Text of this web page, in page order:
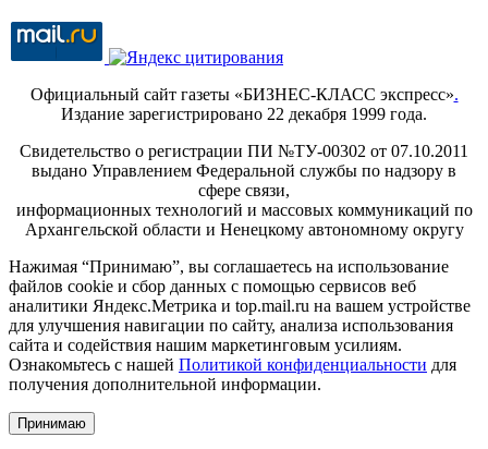
Официальный сайт газеты «БИЗНЕС-КЛАСС экспресс».
Издание зарегистрировано 22 декабря 1999 года.
Свидетельство о регистрации ПИ №ТУ-00302 от 07.10.2011
выдано Управлением Федеральной службы по надзору в
сфере связи,
информационных технологий и массовых коммуникаций по
Архангельской области и Ненецкому автономному округу
Нажимая “Принимаю”, вы соглашаетесь на использование
файлов cookie и сбор данных с помощью сервисов веб
аналитики Яндекс.Метрика и top.mail.ru на вашем устройстве
для улучшения навигации по сайту, анализа использования
сайта и содействия нашим маркетинговым усилиям.
Ознакомьтесь с нашей Политикой конфиденциальности для
получения дополнительной информации.
Принимаю